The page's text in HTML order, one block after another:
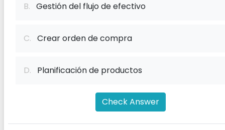
B. Gestión del flujo de efectivo
C. Crear orden de compra
D. Planificación de productos
Check Answer